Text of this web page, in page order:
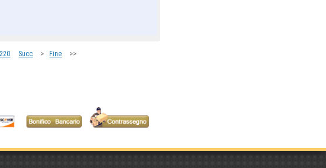
220 Succ > Fine >>